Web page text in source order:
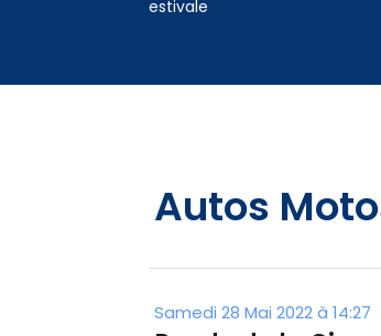
estivale
Autos
Samedi 28 Mai 2022 à 14:27